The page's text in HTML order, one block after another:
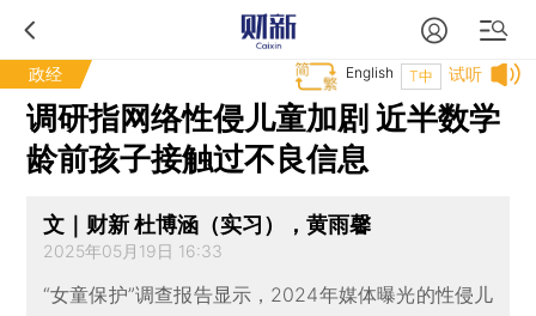
政经 试听
T中
English
调研指网络性侵儿童加剧 近半数学
龄前孩子接触过不良信息
文｜财新 杜博涵（实习），黄雨馨
2025年05月19日 16:33
“女童保护”调查报告显示，2024年媒体曝光的性侵儿